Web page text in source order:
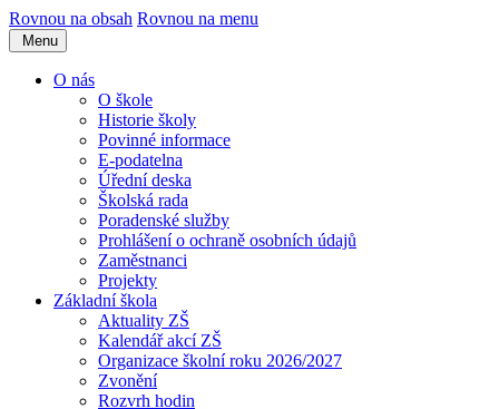
Rovnou na obsah Rovnou na menu
Menu
O nás
O škole
Historie školy
Povinné informace
E-podatelna
Úřední deska
Školská rada
Poradenské služby
Prohlášení o ochraně osobních údajů
Zaměstnanci
Projekty
Základní škola
Aktuality ZŠ
Kalendář akcí ZŠ
Organizace školní roku 2026/2027
Zvonění
Rozvrh hodin